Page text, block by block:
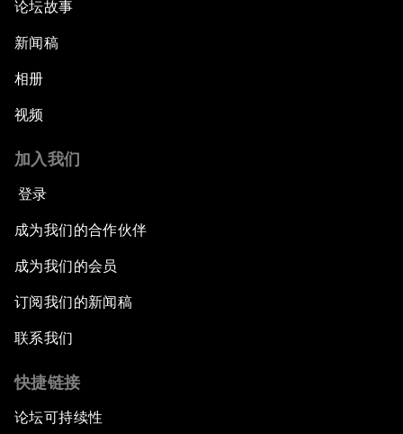
论坛故事
新闻稿
相册
视频
加入我们
登录
成为我们的合作伙伴
成为我们的会员
订阅我们的新闻稿
联系我们
快捷链接
论坛可持续性